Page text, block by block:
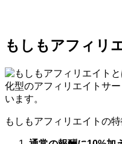
もしもアフィリ
化型のアフィリエイトサ
います。
もしもアフィリエイトの